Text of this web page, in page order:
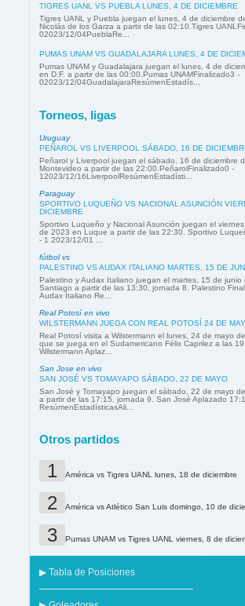
TIGRES UANL VS PUEBLA LUNES, 4 DE DICIEMBRE
Tigres UANL y Puebla juegan el lunes, 4 de diciembre
Nicolás de los Garza a partir de las 02:10.Tigres
02023/12/04PueblaRe...
PUMAS UNAM VS GUADALAJARA LUNES, 4 DE
Pumas UNAM y Guadalajara juegan el lunes, 4 de
en D.F. a partir de las 00:00.Pumas UNAMFinalizado3 -
02023/12/04GuadalajaraResúmenEstadís...
Torneos, ligas
Uruguay
PEÑAROL VS LIVERPOOL SÁBADO, 16 DE
Peñarol y Liverpool juegan el sábado, 16 de diciembre
Montevideo a partir de las 22:00.PeñarolFinalizado0 -
12023/12/16LiverpoolResúmenEstadísti...
Paraguay
SPORTIVO LUQUEÑO VS NACIONAL ASUNCIÓN
DICIEMBRE
Sportivo Luqueño y Nacional Asunción juegan el
de 2023 en Luque a partir de las 22:30. Sportivo
- 1 2023/12/01 ...
fútbol vs
PALESTINO VS AUDAX ITALIANO MARTES, 15 DE
Palestino y Audax Italiano juegan el martes, 15 de junio
Santiago a partir de las 13:30, jornada 8. Palestino
Audax Italiano Re...
Real Potosí en vivo
WILSTERMANN JUEGA CON REAL POTOSÍ 24 DE
Real Potosí visita a Wilstermann el lunes, 24 de mayo
que se juega en el Sudamericano Félix Caprilez a las
Wilstermann Aplaz...
San Jose en vivo
SAN JOSÉ VS TOMAYAPO SÁBADO, 22 DE MAYO
San José y Tomayapo juegan el sábado, 22 de mayo
a partir de las 17:15, jornada 9. San José Aplazado
ResúmenEstadísticasAli...
Otros partidos
América vs Tigres UANL lunes, 18 de diciembre
América vs Atlético San Luis domingo, 10 de
Pumas UNAM vs Tigres UANL viernes, 8 de
▶ Tabla de Posiciones